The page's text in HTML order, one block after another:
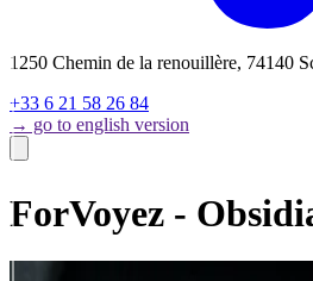
1250 Chemin de la renouillère, 74140
+33 6 21 58 26 84
→ go to english version
ForVoyez -